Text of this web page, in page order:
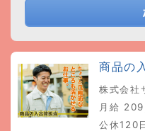
商品の
株式会社
月給
公休120